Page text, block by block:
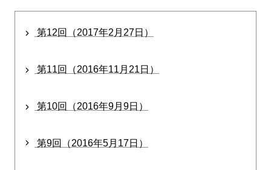
第12回（2017年2月27日）
第11回（2016年11月21日）
第10回（2016年9月9日）
第9回（2016年5月17日）